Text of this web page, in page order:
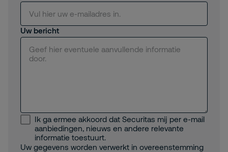
Uw bericht
Ik ga ermee akkoord dat Securitas mij per e-mail
aanbiedingen, nieuws en andere relevante
informatie toestuurt.
Uw gegevens worden verwerkt in overeenstemming